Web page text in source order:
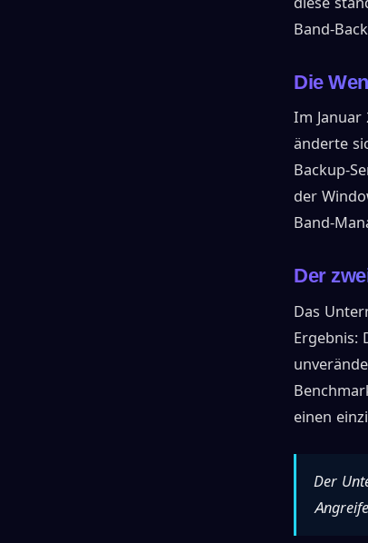
Band-
Die
Im Januar
änderte
Backup-
der
Band-
Der
Das
Ergebnis:
einen
Der